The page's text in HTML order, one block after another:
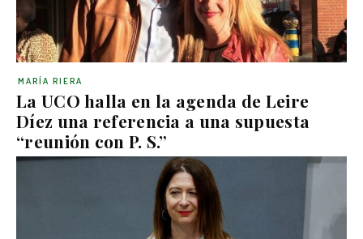
La UCO halla en la agenda de Leire
Díez una referencia a una supuesta
“reunión con P. S.”
MARÍA RIERA